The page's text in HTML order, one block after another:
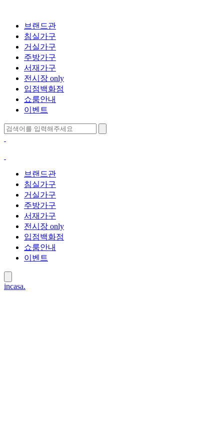
브랜드관
침실가구
거실가구
주방가구
서재가구
전시장 only
입점백화점
쇼룸안내
이벤트
브랜드관
침실가구
거실가구
주방가구
서재가구
전시장 only
입점백화점
쇼룸안내
이벤트
incasa.